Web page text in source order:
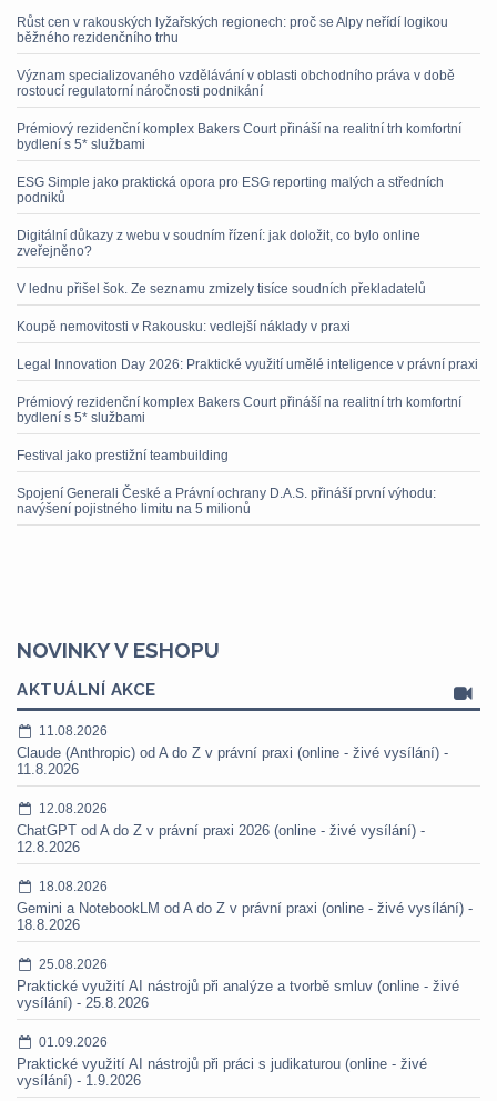
Růst cen v rakouských lyžařských regionech: proč se Alpy neřídí logikou
běžného rezidenčního trhu
Význam specializovaného vzdělávání v oblasti obchodního práva v době
rostoucí regulatorní náročnosti podnikání
Prémiový rezidenční komplex Bakers Court přináší na realitní trh komfortní
bydlení s 5* službami
ESG Simple jako praktická opora pro ESG reporting malých a středních
podniků
Digitální důkazy z webu v soudním řízení: jak doložit, co bylo online
zveřejněno?
V lednu přišel šok. Ze seznamu zmizely tisíce soudních překladatelů
Koupě nemovitosti v Rakousku: vedlejší náklady v praxi
Legal Innovation Day 2026: Praktické využití umělé inteligence v právní praxi
Prémiový rezidenční komplex Bakers Court přináší na realitní trh komfortní
bydlení s 5* službami
Festival jako prestižní teambuilding
Spojení Generali České a Právní ochrany D.A.S. přináší první výhodu:
navýšení pojistného limitu na 5 milionů
NOVINKY V ESHOPU
AKTUÁLNÍ AKCE
11.08.2026
Claude (Anthropic) od A do Z v právní praxi (online - živé vysílání) -
11.8.2026
12.08.2026
ChatGPT od A do Z v právní praxi 2026 (online - živé vysílání) -
12.8.2026
18.08.2026
Gemini a NotebookLM od A do Z v právní praxi (online - živé vysílání) -
18.8.2026
25.08.2026
Praktické využití AI nástrojů při analýze a tvorbě smluv (online - živé
vysílání) - 25.8.2026
01.09.2026
Praktické využití AI nástrojů při práci s judikaturou (online - živé
vysílání) - 1.9.2026